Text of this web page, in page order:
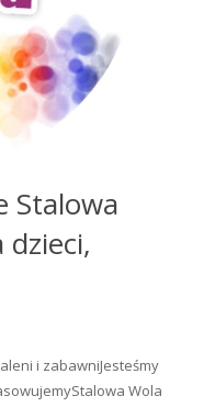
Stalowa
i zabawniJesteśmy
Wola